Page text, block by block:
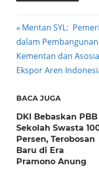
Post
navigation
Previous
Post:
Mentan SYL:
dalam
Next
Post:
Kementan dan
Ekspor Aren
BACA JUGA
DKI Bebaskan PBB
Sekolah Swasta
Persen, Terobosan
Baru di Era
Pramono Anung